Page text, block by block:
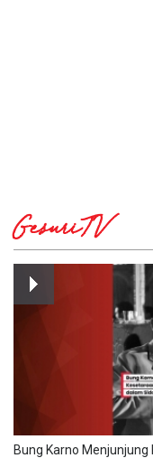
GesuriTV
Bung Karno